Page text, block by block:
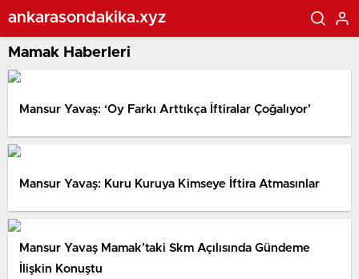
ankarasondakika.xyz
Mamak Haberleri
Mansur Yavaş: ‘Oy Farkı Arttıkça İftiralar Çoğalıyor’
Mansur Yavaş: Kuru Kuruya Kimseye İftira Atmasınlar
Mansur Yavaş Mamak’taki Skm Açılısında Gündeme
İlişkin Konuştu